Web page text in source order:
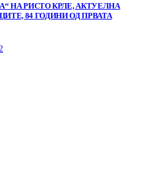
НА РИСТО КРЛЕ, АКТУЕЛНА
84 ГОДИНИ ОД ПРВАТА